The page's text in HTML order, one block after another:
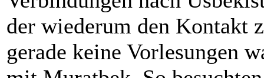
der wiederum den Kontakt
gerade keine Vorlesungen